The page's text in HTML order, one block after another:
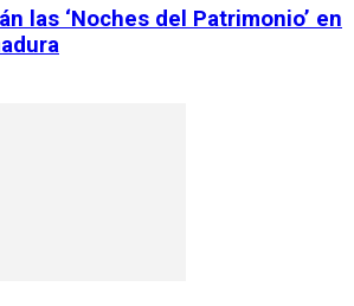
las ‘Noches del Patrimonio’ en